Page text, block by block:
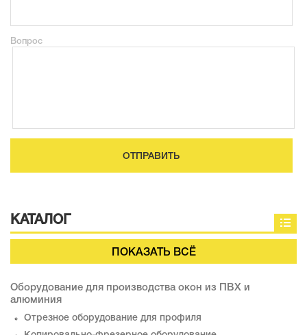
Вопрос
ОТПРАВИТЬ
КАТАЛОГ
ПОКАЗАТЬ ВСЁ
Оборудование для производства окон из ПВХ и
алюминия
Отрезное оборудование для профиля